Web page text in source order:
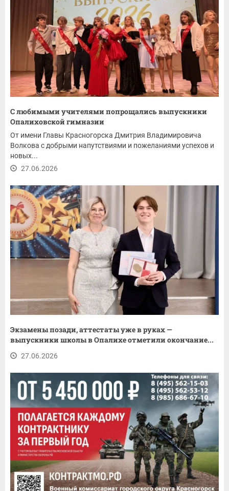
С любимыми учителями попрощались выпускники
Опалиховской гимназии
От имени Главы Красногорска Дмитрия Владимировича
Волкова с добрыми напутствиями и пожеланиями успехов и
новых...
27.06.2026
Экзамены позади, аттестаты уже в руках —
выпускники школы в Опалихе отметили окончание...
27.06.2026